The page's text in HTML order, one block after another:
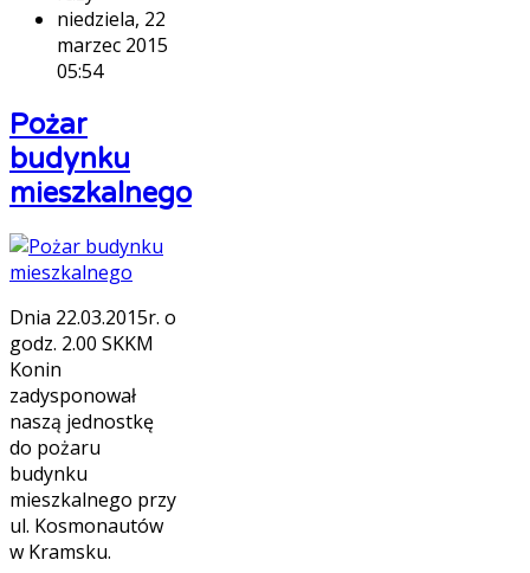
niedziela, 22
marzec 2015
05:54
Pożar
budynku
mieszkalnego
Dnia 22.03.2015r. o
godz. 2.00 SKKM
Konin
zadysponował
naszą jednostkę
do pożaru
budynku
mieszkalnego przy
ul. Kosmonautów
w Kramsku.